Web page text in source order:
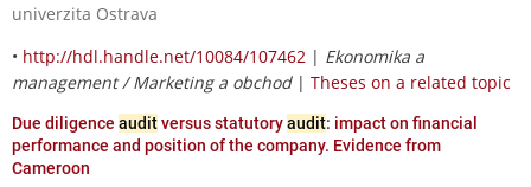
univerzita Ostrava
• http://hdl.handle.net/10084/107462 | Ekonomika a
management / Marketing a obchod| Theses on a related topic
Due diligence auditversus statutoryaudit: impact on financial
performance and position of the company. Evidence from
Cameroon